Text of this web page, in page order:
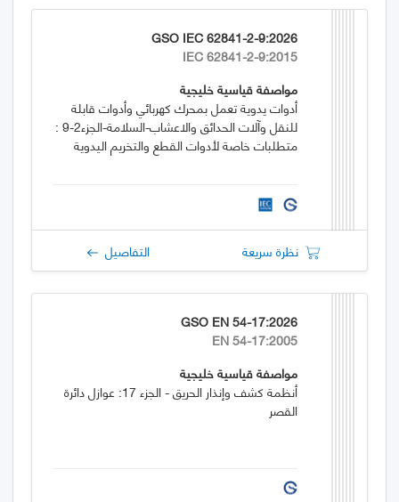
GSO IEC 62841-2-9:2026
IEC 62841-2-9:2015
مواصفة قياسية خليجية
أدوات يدوية تعمل بمحرك كهربائي وأدوات قابلة
للنقل وآلات الحدائق والاعشاب-السلامة-الجزء2-9 :
متطلبات خاصة لأدوات القطع والتخريم اليدوية
نظرة سريعة التفاصيل
GSO EN 54-17:2026
EN 54-17:2005
مواصفة قياسية خليجية
أنظمة كشف وإنذار الحريق - الجزء 17: عوازل دائرة
القصر